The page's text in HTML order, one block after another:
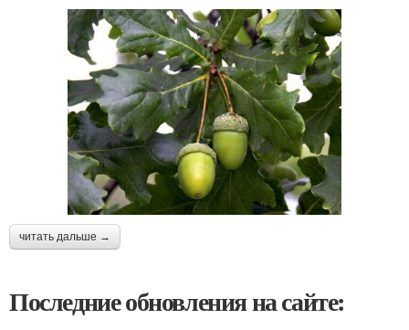
читать дальше →
Последние обновления на сайте: